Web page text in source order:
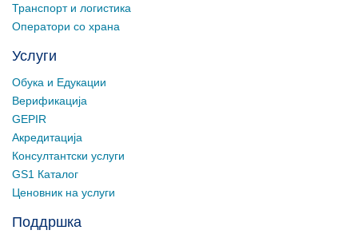
Транспорт и логистика
Оператори со храна
Услуги
Обука и Едукации
Верификација
GEPIR
Акредитација
Консултантски услуги
GS1 Каталог
Ценовник на услуги
Поддршка